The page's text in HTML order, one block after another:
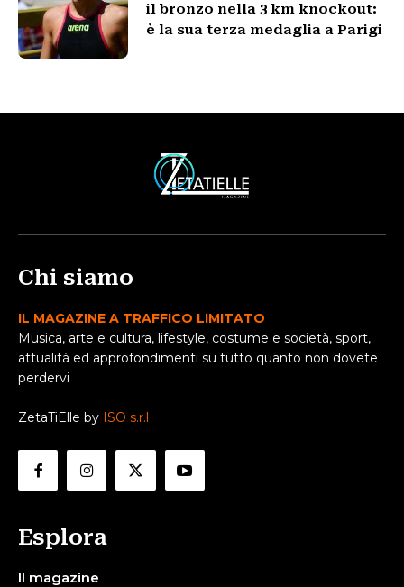
il bronzo nella 3 km knockout:
è la sua terza medaglia a Parigi
Chi siamo
IL MAGAZINE A TRAFFICO LIMITATO
Musica, arte e cultura, lifestyle, costume e società, sport,
attualità ed approfondimenti su tutto quanto non dovete
perdervi
ZetaTiElle by ISO s.r.l
Esplora
Il magazine